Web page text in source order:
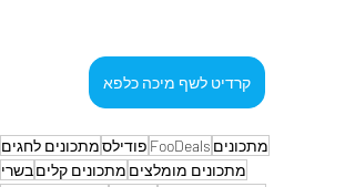
קרדיט לשף מיכה כלפא
מתכונים FooDeals פודילסמתכונים לחגים
מתכונים מומלצים מתכונים קליםבשרי